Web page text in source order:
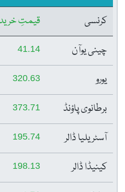
کرنسی
قیمتِ
چینی یوآن
41.14
یورو 320.63
برطانوی پاؤنڈ 373.71
آسٹریلیا ڈالر 195.74
کینیڈا ڈالر 198.13